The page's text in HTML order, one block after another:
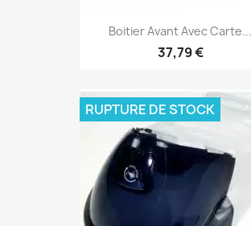
Boitier Avant Avec Carte...
37,79 €
RUPTURE DE STOCK